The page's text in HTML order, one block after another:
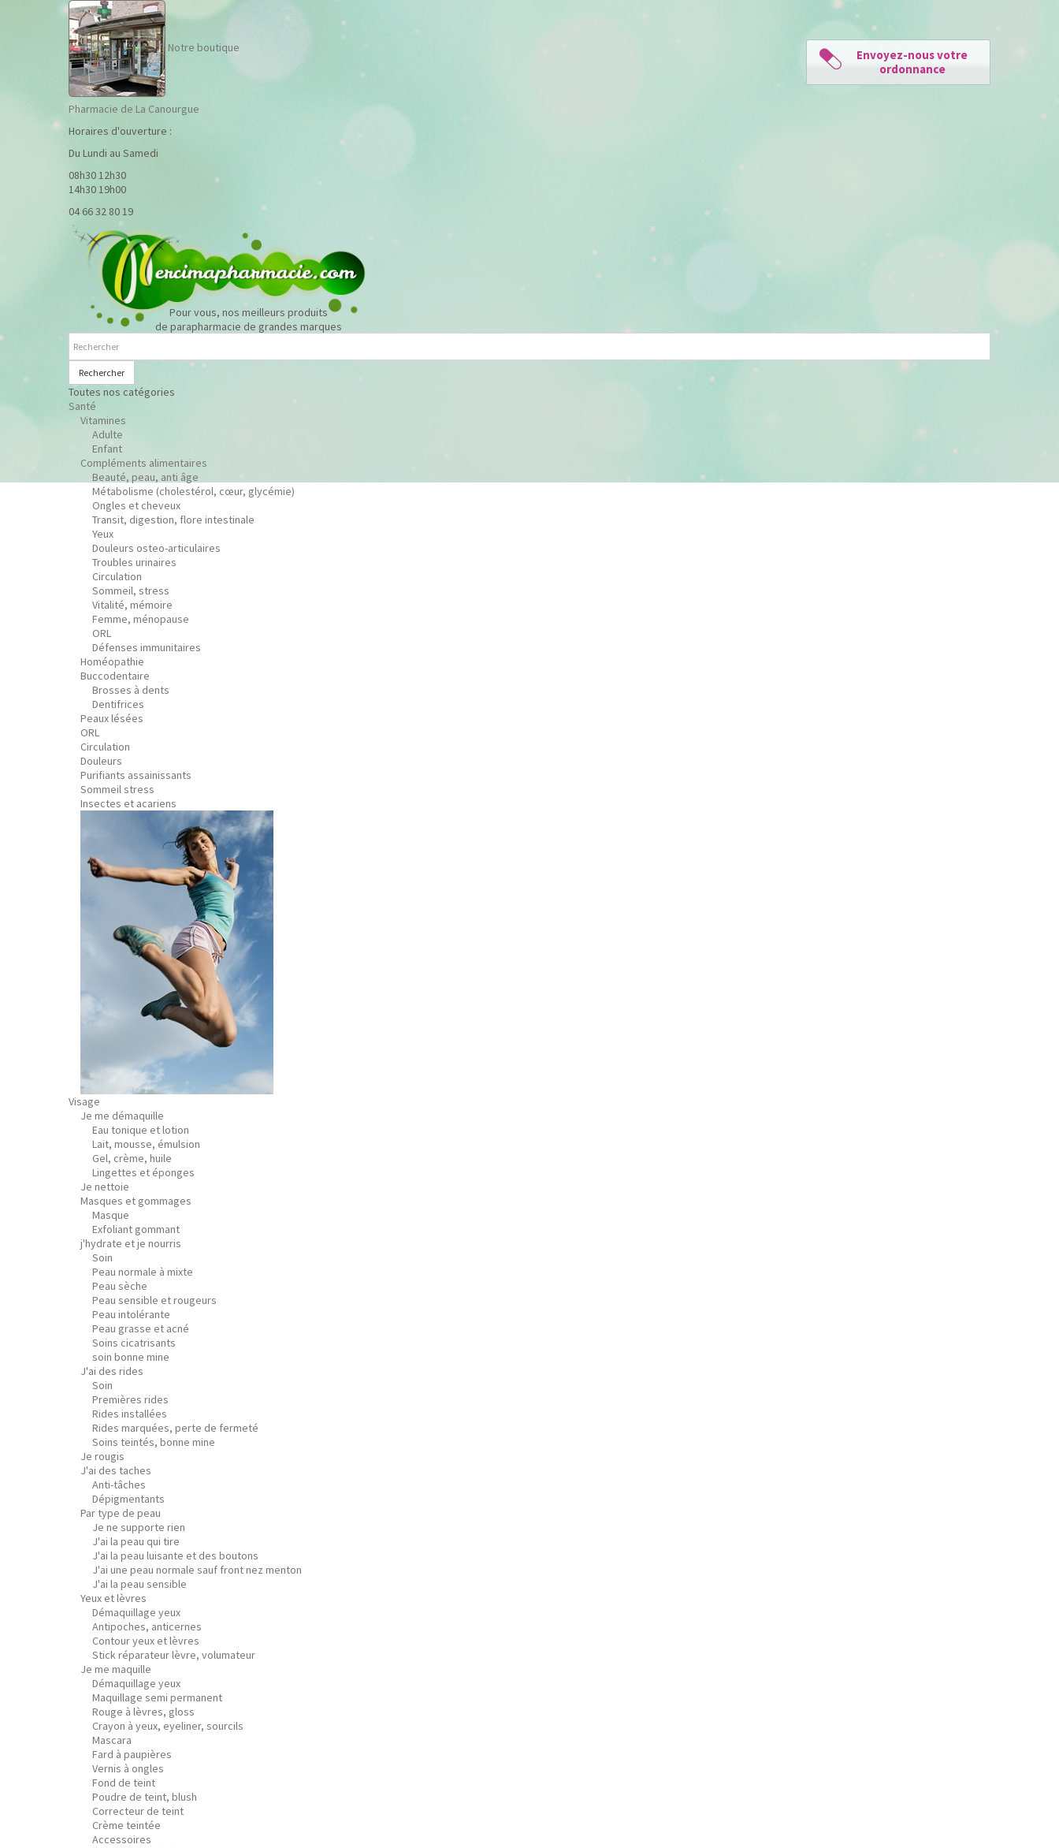
Notre boutique
Pharmacie de La Canourgue
Horaires d'ouverture :
Du Lundi au Samedi
08h30 12h30
14h30 19h00
04 66 32 80 19
Pour vous, nos meilleurs produits
de parapharmacie de grandes marques
Rechercher
Toutes nos catégories
Santé
Vitamines
Adulte
Enfant
Compléments alimentaires
Beauté, peau, anti âge
Métabolisme (cholestérol, cœur, glycémie)
Ongles et cheveux
Transit, digestion, flore intestinale
Yeux
Douleurs osteo-articulaires
Troubles urinaires
Circulation
Sommeil, stress
Vitalité, mémoire
Femme, ménopause
ORL
Défenses immunitaires
Homéopathie
Buccodentaire
Brosses à dents
Dentifrices
Peaux lésées
ORL
Circulation
Douleurs
Purifiants assainissants
Sommeil stress
Insectes et acariens
Visage
Je me démaquille
Eau tonique et lotion
Lait, mousse, émulsion
Gel, crème, huile
Lingettes et éponges
Je nettoie
Masques et gommages
Masque
Exfoliant gommant
j'hydrate et je nourris
Soin
Peau normale à mixte
Peau sèche
Peau sensible et rougeurs
Peau intolérante
Peau grasse et acné
Soins cicatrisants
soin bonne mine
J'ai des rides
Soin
Premières rides
Rides installées
Rides marquées, perte de fermeté
Soins teintés, bonne mine
Je rougis
J'ai des taches
Anti-tâches
Dépigmentants
Par type de peau
Je ne supporte rien
J'ai la peau qui tire
J'ai la peau luisante et des boutons
J'ai une peau normale sauf front nez menton
J'ai la peau sensible
Yeux et lèvres
Démaquillage yeux
Antipoches, anticernes
Contour yeux et lèvres
Stick réparateur lèvre, volumateur
Je me maquille
Démaquillage yeux
Maquillage semi permanent
Rouge à lèvres, gloss
Crayon à yeux, eyeliner, sourcils
Mascara
Fard à paupières
Vernis à ongles
Fond de teint
Poudre de teint, blush
Correcteur de teint
Crème teintée
Accessoires
Envoyez-nous votre
ordonnance